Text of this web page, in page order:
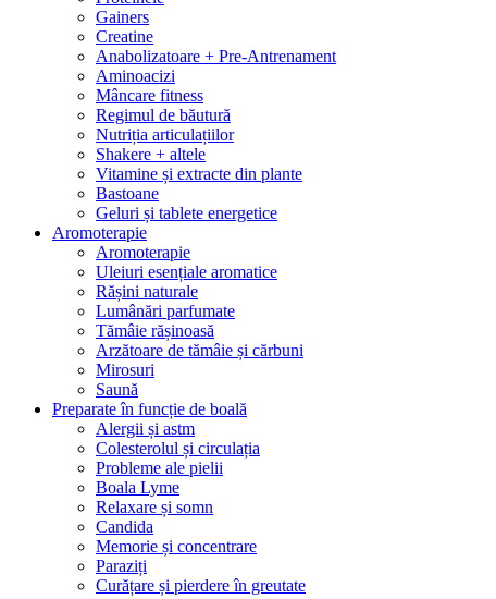
Gainers
Creatine
Anabolizatoare + Pre-Antrenament
Aminoacizi
Mâncare fitness
Regimul de băutură
Nutriția articulațiilor
Shakere + altele
Vitamine și extracte din plante
Bastoane
Geluri și tablete energetice
Aromoterapie
Aromoterapie
Uleiuri esențiale aromatice
Rășini naturale
Lumânări parfumate
Tămâie rășinoasă
Arzătoare de tămâie și cărbuni
Mirosuri
Saună
Preparate în funcție de boală
Alergii și astm
Colesterolul și circulația
Probleme ale pielii
Boala Lyme
Relaxare și somn
Candida
Memorie și concentrare
Paraziți
Curățare și pierdere în greutate